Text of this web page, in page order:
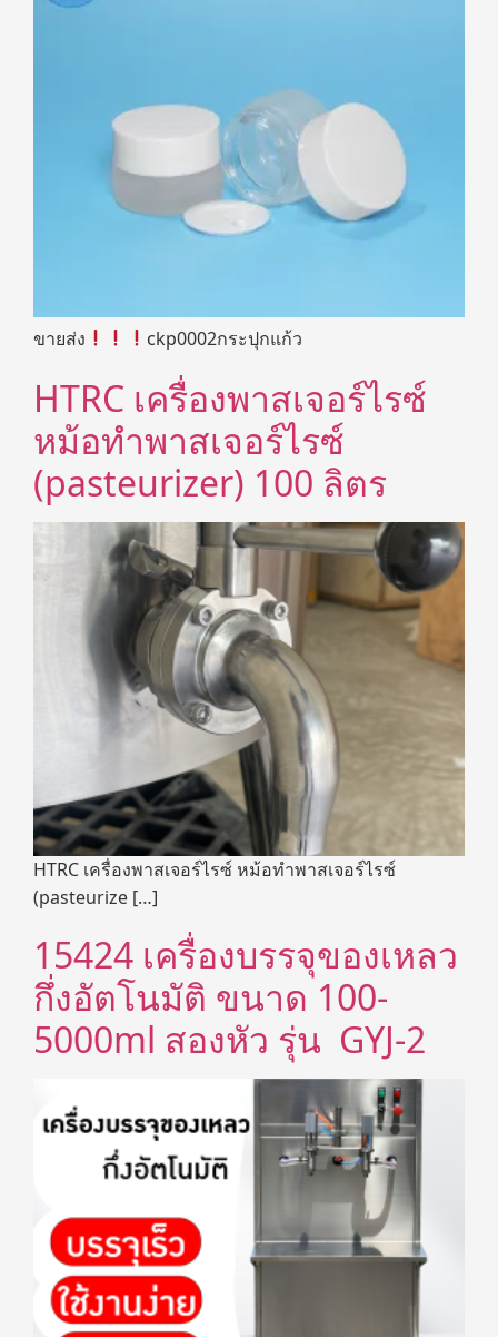
ขายส่ง ckp0002กระปุกแก้ว
HTRC เครื่องพาสเจอร์ไรซ์
หม้อทำพาสเจอร์ไรซ์
(pasteurizer) 100 ลิตร
HTRC เครื่องพาสเจอร์ไรซ์ หม้อทำพาสเจอร์ไรซ์
(pasteurize […]
15424 เครื่องบรรจุของเหลว
กึ่งอัตโนมัติ ขนาด 100-
5000ml สองหัว รุ่น GYJ-2